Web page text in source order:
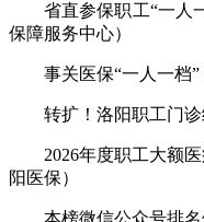
省直参保职工“一人一
保障服务中心）
事关医保“一人一档”
转扩！洛阳职工门诊
2026年度职工大额医
阳医保）